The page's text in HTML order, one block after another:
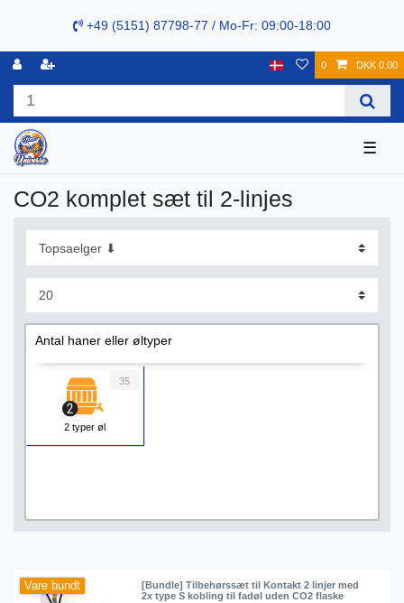
+49 (5151) 87798-77 / Mo-Fr: 09:00-18:00
0 DKK 0.00
☰
CO2 komplet sæt til 2-linjes
Antal haner eller øltyper
2 typer øl
35
Vare bundt
[Bundle] Tilbehørssæt til Kontakt 2 linjer med
2x type S kobling til fadøl uden CO2 flaske